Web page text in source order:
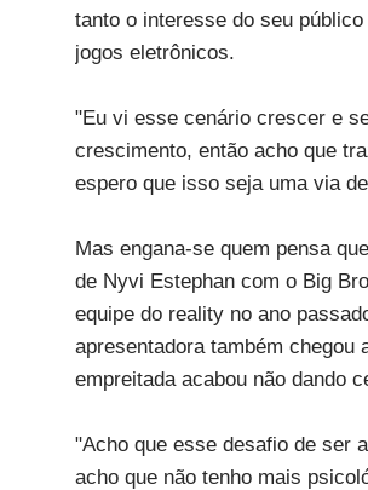
tanto o interesse do seu
jogos eletrônicos.
"Eu vi esse cenário crescer e
crescimento, então acho que
espero que isso seja uma via
Mas engana-se quem pensa
de Nyvi Estephan com o Big
equipe do reality no ano
apresentadora também
empreitada acabou não dando
"Acho que esse desafio de ser
acho que não tenho mais